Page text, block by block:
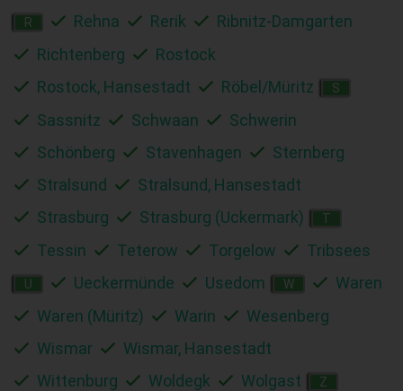
R Rehna Rerik
Ribnitz-Damgarten
Richtenberg
Rostock
Rostock, Hansestadt
Röbel/Müritz S
Sassnitz Schwaan
Schwerin
Schönberg
Stavenhagen
Sternberg
Stralsund
Stralsund, Hansestadt
Strasburg
Strasburg (Uckermark) T
Tessin Teterow Torgelow Tribsees
U Ueckermünde Usedom W
Waren
Waren (Müritz)
Warin
Wesenberg
Wismar
Wismar, Hansestadt
Wittenburg
Woldegk Wolgast Z